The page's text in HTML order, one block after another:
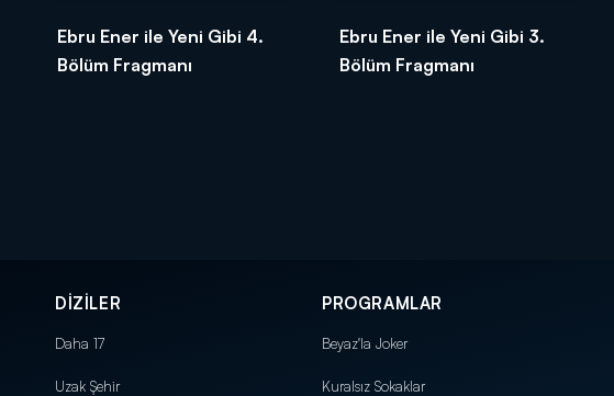
Ebru Ener ile Yeni Gibi 4.
Bölüm Fragmanı
Ebru Ener ile Yeni Gibi 3.
Bölüm Fragmanı
DİZİLER
Daha 17
Uzak Şehir
PROGRAMLAR
Beyaz'la Joker
Kuralsız Sokaklar